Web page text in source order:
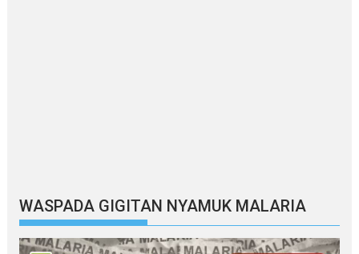
WASPADA GIGITAN NYAMUK MALARIA